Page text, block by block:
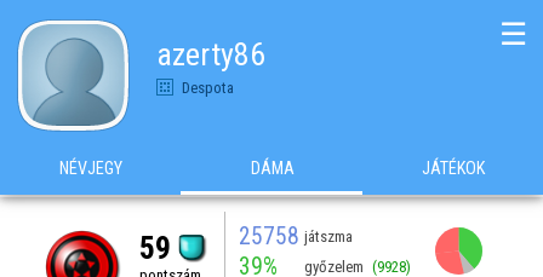
azerty86
Despota
☰
NÉVJEGY DÁMA JÁTÉKOK
59 25758 játszma
39% győzelem (9928)